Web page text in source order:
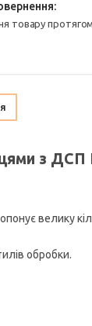
товару
з ДСП
велику
обробки.